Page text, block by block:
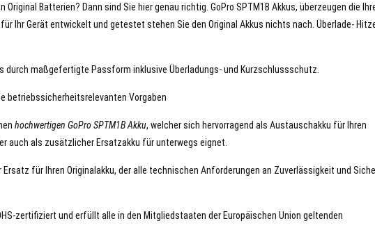
Batterien? Dann sind Sie hier genau richtig. GoPro SPTM1B Akkus, überzeugen die
Ihr Gerät entwickelt und getestet stehen Sie den Original Akkus nichts nach. Überlade-
durch maßgefertigte Passform inklusive Überladungs- und Kurzschlussschutz.
betriebssicherheitsrelevanten Vorgaben
hochwertigen GoPro SPTM1B Akku, welcher sich hervorragend als Austauschakku für Ihren
auch als zusätzlicher Ersatzakku für unterwegs eignet.
Ersatz für Ihren Originalakku, der alle technischen Anforderungen an Zuverlässigkeit und
zertifiziert und erfüllt alle in den Mitgliedstaaten der Europäischen Union geltenden